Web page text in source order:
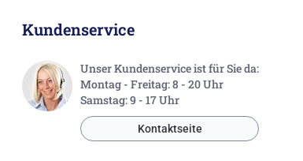
Kundenservice
Unser Kundenservice ist für Sie da:
Montag - Freitag: 8 - 20 Uhr
Samstag: 9 - 17 Uhr
Kontaktseite